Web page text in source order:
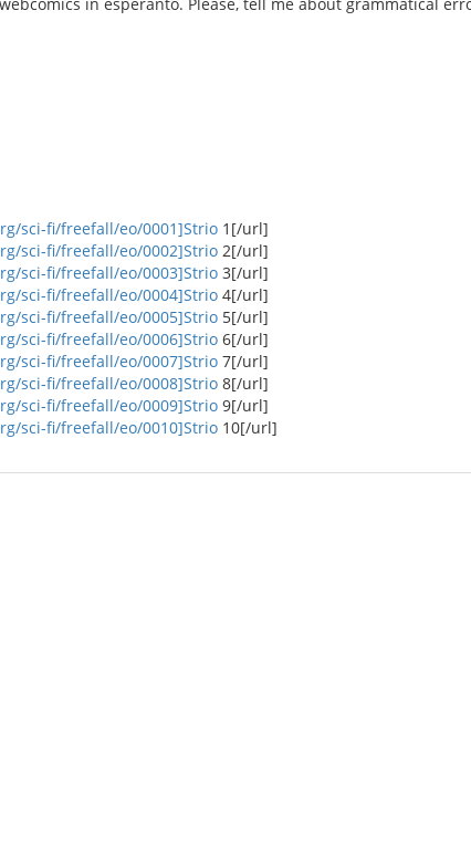
sci-fi/freefall/eo/0001]Strio 1[/url]
sci-fi/freefall/eo/0002]Strio 2[/url]
sci-fi/freefall/eo/0003]Strio 3[/url]
sci-fi/freefall/eo/0004]Strio 4[/url]
sci-fi/freefall/eo/0005]Strio 5[/url]
sci-fi/freefall/eo/0006]Strio 6[/url]
sci-fi/freefall/eo/0007]Strio 7[/url]
sci-fi/freefall/eo/0008]Strio 8[/url]
sci-fi/freefall/eo/0009]Strio 9[/url]
sci-fi/freefall/eo/0010]Strio 10[/url]